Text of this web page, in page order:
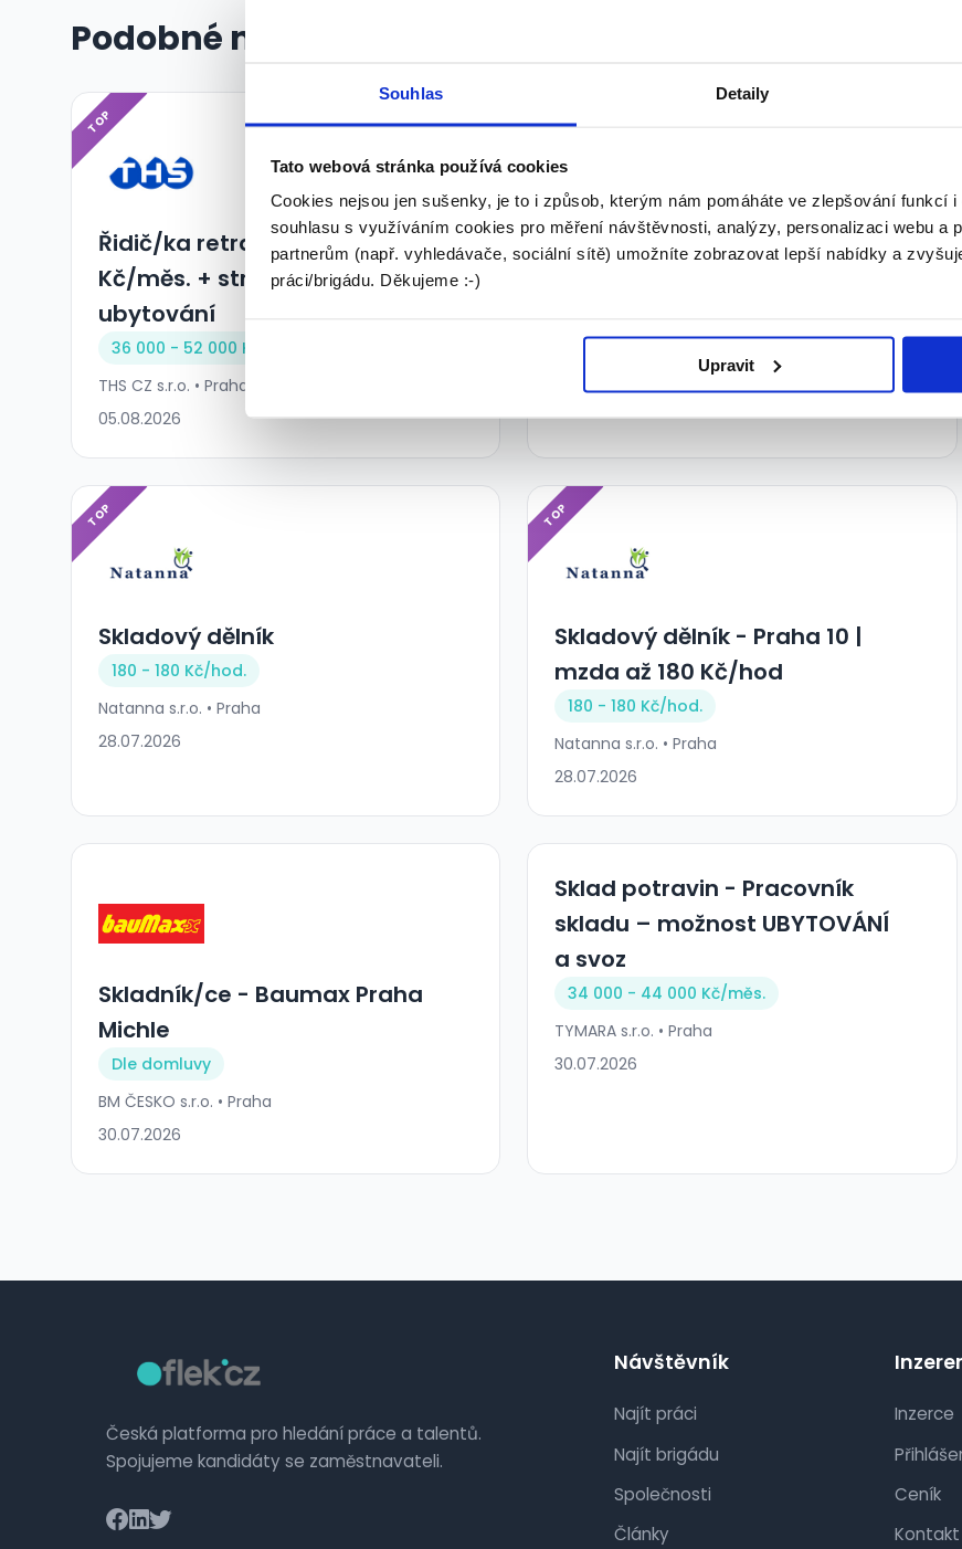
Souhlas Detaily
Tato webová stránka používá cookies
Cookies nejsou jen sušenky, je to i způsob, kterým nám pomáháte ve zlepšování funkcí
souhlasu s využíváním cookies pro měření návštěvnosti, analýzy, personalizaci webu a
partnerům (např. vyhledávače, sociální sítě) umožníte zobrazovat lepší nabídky a
práci/brigádu. Děkujeme :-)
Upravit
Podobné nabídky
TOP
Řidič/ka retraku - 46.000
Kč/měs. + stravné + možnost
ubytování
36 000 - 52 000 Kč/
THS CZ s.r.o. • Praha
05.08.2026
TOP
Warehouse Officer M/Ž -
27.07.2026
TOP
Skladový dělník
180 - 180 Kč/hod.
Natanna s.r.o. • Praha
28.07.2026
TOP
Skladový dělník - Praha 10 |
mzda až 180 Kč/hod
180 - 180 Kč/hod.
Natanna s.r.o. • Praha
28.07.2026
Skladník/ce - Baumax Praha
Michle
Dle domluvy
BM ČESKO s.r.o. • Praha
30.07.2026
Sklad potravin - Pracovník
skladu – možnost UBYTOVÁNÍ
a svoz
34 000 - 44 000 Kč/měs.
TYMARA s.r.o. • Praha
30.07.2026
Česká platforma pro hledání práce a talentů.
Spojujeme kandidáty se zaměstnavateli.
Návštěvník
Najít práci
Najít brigádu
Společnosti
Články
Inzerce
Ceník
Kontakt